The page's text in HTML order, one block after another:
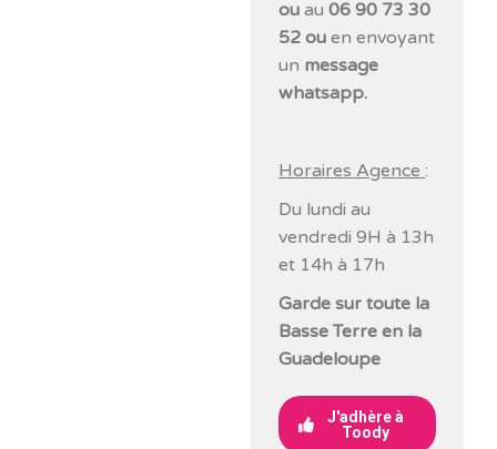
ou au 06 90 73 30
52 ouen envoyant
un message
whatsapp.
Horaires Agence:
Du lundi au
vendredi 9H à 13h
et 14h à 17h
Garde sur toute la
Basse Terre en la
Guadeloupe
J'adhère à
Toody